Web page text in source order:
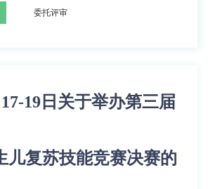
委托评审
19日关于举办第三届
儿复苏技能竞赛决赛的